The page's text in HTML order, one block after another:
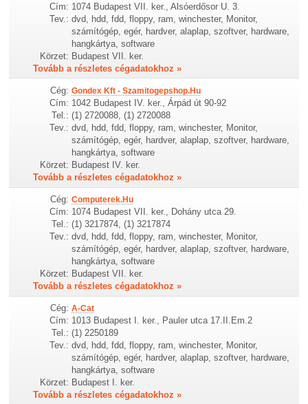
Cím: 1074 Budapest VII. ker., Alsóerdősor U. 3.
Tev.: dvd, hdd, fdd, floppy, ram, winchester, Monitor,
számítógép, egér, hardver, alaplap, szoftver, hardware,
hangkártya, software
Körzet: Budapest VII. ker.
Tovább a részletes cégadatokhoz »
Cég: Gondex Kft - Szamitogepshop.Hu
Cím: 1042 Budapest IV. ker., Árpád út 90-92
Tel.: (1) 2720088, (1) 2720088
Tev.: dvd, hdd, fdd, floppy, ram, winchester, Monitor,
számítógép, egér, hardver, alaplap, szoftver, hardware,
hangkártya, software
Körzet: Budapest IV. ker.
Tovább a részletes cégadatokhoz »
Cég: Computerek.Hu
Cím: 1074 Budapest VII. ker., Dohány utca 29.
Tel.: (1) 3217874, (1) 3217874
Tev.: dvd, hdd, fdd, floppy, ram, winchester, Monitor,
számítógép, egér, hardver, alaplap, szoftver, hardware,
hangkártya, software
Körzet: Budapest VII. ker.
Tovább a részletes cégadatokhoz »
Cég: A-Cat
Cím: 1013 Budapest I. ker., Pauler utca 17.II.Em.2
Tel.: (1) 2250189
Tev.: dvd, hdd, fdd, floppy, ram, winchester, Monitor,
számítógép, egér, hardver, alaplap, szoftver, hardware,
hangkártya, software
Körzet: Budapest I. ker.
Tovább a részletes cégadatokhoz »